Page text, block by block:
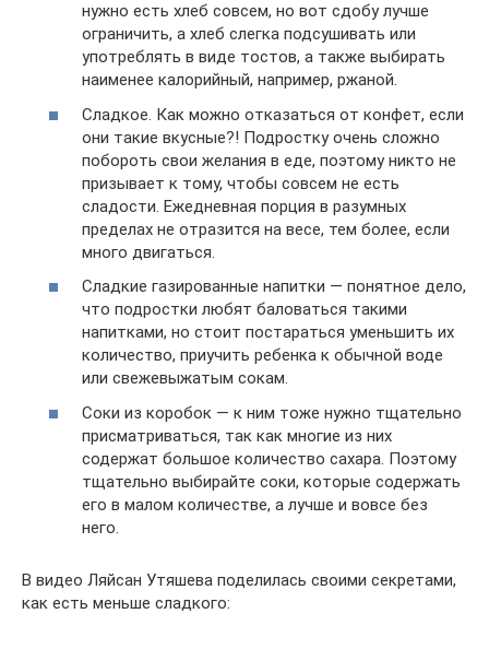
нужно есть хлеб совсем, но вот сдобу лучше
ограничить, а хлеб слегка подсушивать или
употреблять в виде тостов, а также выбирать
наименее калорийный, например, ржаной.
Сладкое. Как можно отказаться от конфет, если
они такие вкусные?! Подростку очень сложно
побороть свои желания в еде, поэтому никто не
призывает к тому, чтобы совсем не есть
сладости. Ежедневная порция в разумных
пределах не отразится на весе, тем более, если
много двигаться.
Сладкие газированные напитки — понятное дело,
что подростки любят баловаться такими
напитками, но стоит постараться уменьшить их
количество, приучить ребенка к обычной воде
или свежевыжатым сокам.
Соки из коробок — к ним тоже нужно тщательно
присматриваться, так как многие из них
содержат большое количество сахара. Поэтому
тщательно выбирайте соки, которые содержать
его в малом количестве, а лучше и вовсе без
него.
В видео Ляйсан Утяшева поделилась своими секретами,
как есть меньше сладкого: